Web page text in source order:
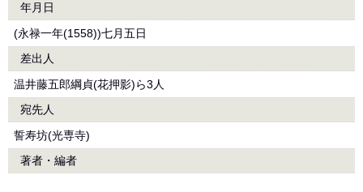
年月日
(永禄一年(1558))七月五日
差出人
温井藤五郎綱貞(花押影)ら3人
宛先人
誓寿坊(光専寺)
著者・編者